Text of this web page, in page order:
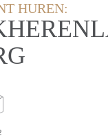
HUREN: